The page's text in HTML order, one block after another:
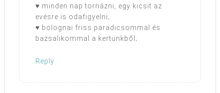
♥ minden nap tornázni, egy kicsit az
evésre is odafigyelni;
♥ bolognai friss paradicsommal és
bazsalikommal a kertünkből;
Reply